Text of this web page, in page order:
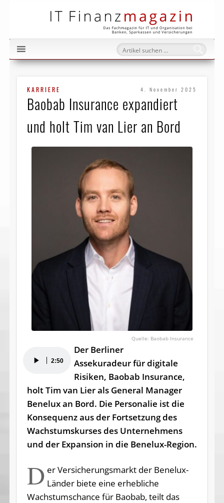
KARRIERE 4. November 2025
Baobab Insurance expandiert
und holt Tim van Lier an Bord
Baobab Insurance
Player 2:50
Der Berliner
Assekuradeur für digitale
Risiken, Baobab Insurance,
holt Tim van Lier als General Manager
Benelux an Bord. Die Personalie ist die
Konsequenz aus der Fortsetzung des
Wachstumskurses des Unternehmens
und der Expansion in die Benelux-Region.
D er Versicherungsmarkt der Benelux-
Länder biete eine erhebliche
Wachstumschance für Baobab, teilt das